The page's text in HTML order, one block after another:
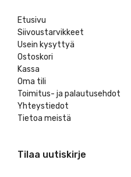
Etusivu
Siivoustarvikkeet
Usein kysyttyä
Ostoskori
Kassa
Oma tili
Toimitus- ja palautusehdot
Yhteystiedot
Tietoa meistä
Tilaa uutiskirje